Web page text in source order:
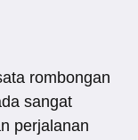
rombongan
sangat
perjalanan